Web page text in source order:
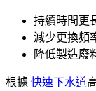
持續時間更
減少更換頻
降低製造廢
根據 快速下水道